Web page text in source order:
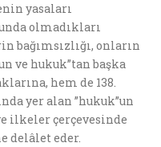
yasaları
olmadıkları
bağımsızlığı, onların
ve hukuk”tan başka
hem de 138.
yer alan ”hukuk”un
ilkeler çerçevesinde
delâlet eder.